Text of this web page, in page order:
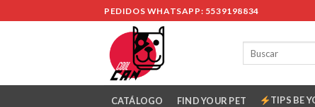
to
PEDIDOS WHATSAPP: 5539198834
CATÁLOGO FIND YOUR PET TIPS BE